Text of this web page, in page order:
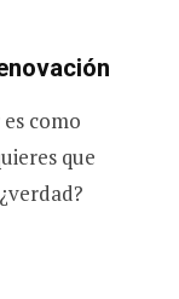
como
que